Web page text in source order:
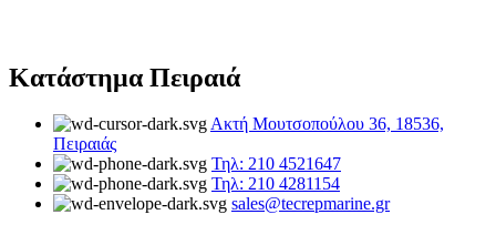
Κατάστημα Πειραιά
Ακτή Μουτσοπούλου 36, 18536,
Πειραιάς
Τηλ: 210 4521647
Τηλ: 210 4281154
sales@tecrepmarine.gr